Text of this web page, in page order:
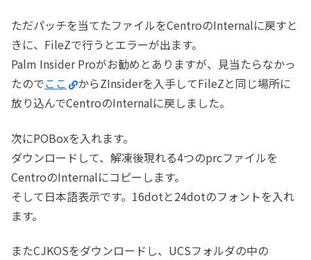
ただパッチを当てたファイルをCentroのInternalに戻すと
きに、FileZで行うとエラーが出ます。
Palm Insider Proがお勧めとありますが、見当たらなかっ
たのでここ
からZInsiderを入手してFileZと同じ場所に
放り込んでCentroのInternalに戻しました。
次にPOBoxを入れます。
ダウンロードして、解凍後現れる4つのprcファイルを
CentroのInternalにコピーします。
そして日本語表示です。16dotと24dotのフォントを入れ
ます。
またCJKOSをダウンロードし、UCSフォルダの中の